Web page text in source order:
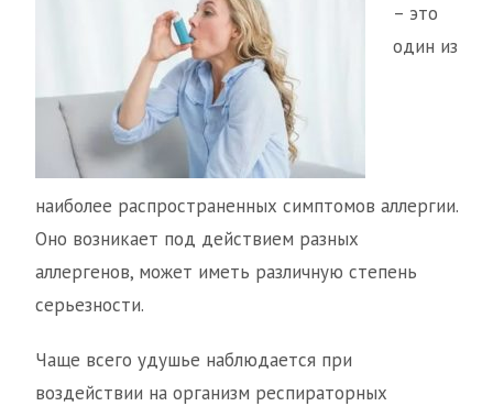
– это
один из
наиболее распространенных симптомов аллергии.
Оно возникает под действием разных
аллергенов, может иметь различную степень
серьезности.
Чаще всего удушье наблюдается при
воздействии на организм респираторных